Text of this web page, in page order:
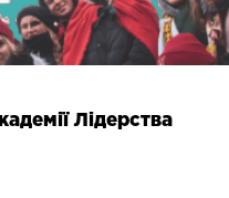
Лідерства